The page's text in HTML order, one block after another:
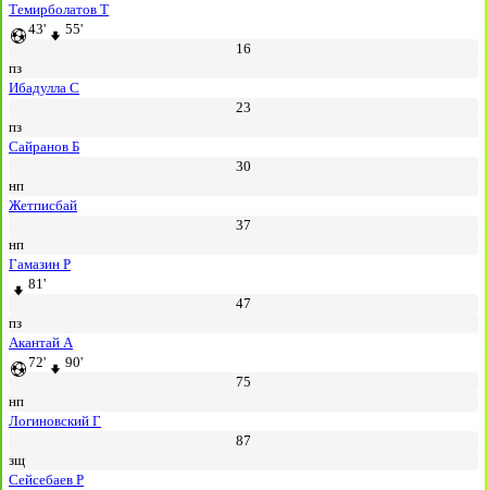
Темирболатов Т
43'
55'
16
пз
Ибадулла С
23
пз
Сайранов Б
30
нп
Жетписбай
37
нп
Гамазин Р
81'
47
пз
Акантай А
72'
90'
75
нп
Логиновский Г
87
зщ
Сейсебаев Р